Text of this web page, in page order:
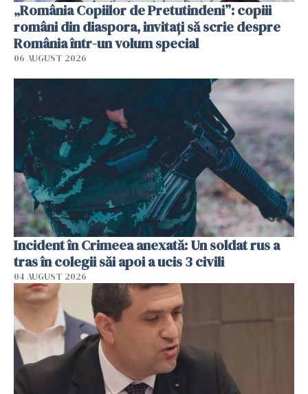
„România Copiilor de Pretutindeni”: copiii
români din diaspora, invitați să scrie despre
România într-un volum special
06 AUGUST 2026
Incident în Crimeea anexată: Un soldat rus a
tras în colegii săi apoi a ucis 3 civili
04 AUGUST 2026